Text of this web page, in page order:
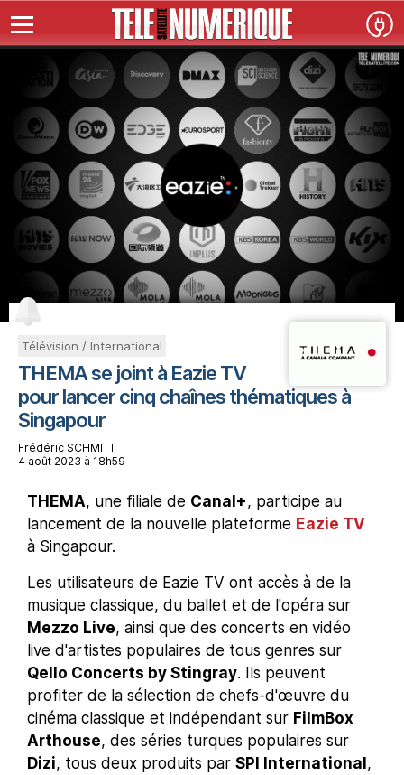
Télévision / International
THEMA se joint à Eazie TV
pour lancer cinq chaînes thématiques à
Singapour
Frédéric SCHMITT
4 août 2023 à 18h59
THEMA, une filiale de Canal+, participe au
lancement de la nouvelle plateforme Eazie TV
à Singapour.
Les utilisateurs de Eazie TV ont accès à de la
musique classique, du ballet et de l'opéra sur
Mezzo Live, ainsi que des concerts en vidéo
live d'artistes populaires de tous genres sur
Qello Concerts by Stingray. Ils peuvent
profiter de la sélection de chefs-d'œuvre du
cinéma classique et indépendant sur FilmBox
Arthouse, des séries turques populaires sur
Dizi, tous deux produits par SPI International,